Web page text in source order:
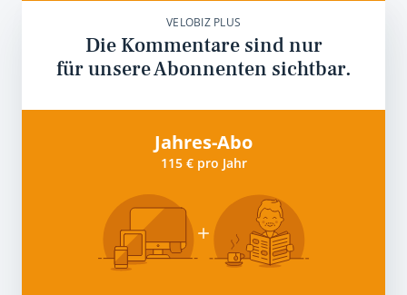
VELOBIZ PLUS
Die Kommentare sind nur
für unsere Abonnenten sichtbar.
Jahres-Abo
115 € pro Jahr